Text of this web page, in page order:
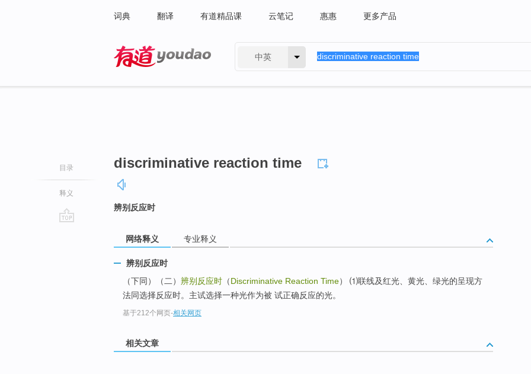
词典 翻译 有道精品课 云笔记 惠惠 更多产品
中英
目录
释义
discriminative reaction time
辨别反应时
网络释义 专业释义
辨别反应时
（下同）（二） 辨别反应时 （Discriminative Reaction Time） ⑴联线及红光、黄光、绿光的呈现方
法同选择反应时。主试选择一种光作为被 试正确反应的光。
基于212个网页-相关网页
相关文章